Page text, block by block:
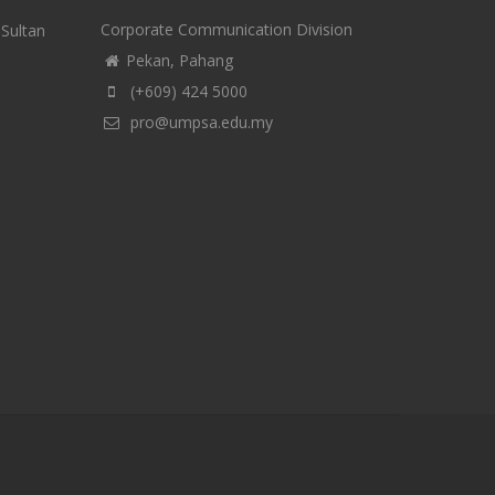
Corporate Communication Division
Pekan, Pahang
(+609) 424 5000
pro@umpsa.edu.my